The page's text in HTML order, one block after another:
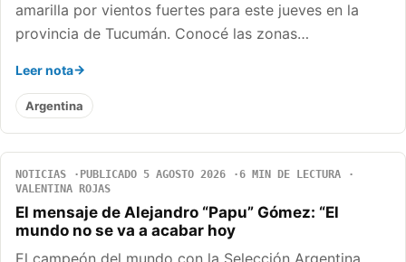
amarilla por vientos fuertes para este jueves en la
provincia de Tucumán. Conocé las zonas…
Leer nota
Argentina
NOTICIAS PUBLICADO 5 AGOSTO 2026
6 MIN DE LECTURA
VALENTINA ROJAS
El mensaje de Alejandro “Papu” Gómez: “El
mundo no se va a acabar hoy